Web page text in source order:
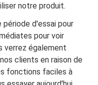
notre produit.
période d'essai pour
pour voir
verrez également
clients en raison de
fonctions faciles à